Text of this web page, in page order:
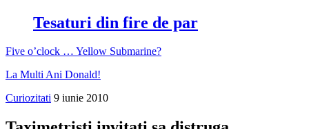
Tesaturi din fire de par
Five o’clock … Yellow Submarine?
La Multi Ani Donald!
Curiozitati 9 iunie 2010